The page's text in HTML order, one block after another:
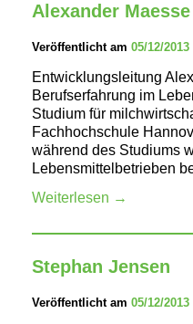
Alexander Maesse
Veröffentlicht am 05/12/2013
Entwicklungsleitung
Berufserfahrung im
Studium für
Fachhochschule
während des Studiums
Lebensmittelbetrieben
Weiterlesen →
Stephan Jensen
Veröffentlicht am 05/12/2013